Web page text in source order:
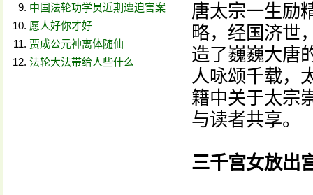
中国法轮功学员近期遭迫害案
愿人好你才好
贾成公元神离体随仙
法轮大法带给人些什么
唐太宗一生励
略，经国济世
造了巍巍大唐
人咏颂千载，
籍中关于太宗
与读者共享。
三千宫女放出